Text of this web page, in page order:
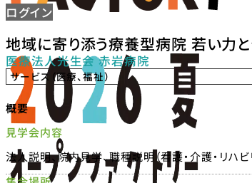
ログイン
地域に寄り添う療養型病院 若い力
医療法人光生会 赤岩病院
サービス（医療、福祉）
概要
見学会内容
法人説明、院内見学、職種説明（看護・介護・リハ